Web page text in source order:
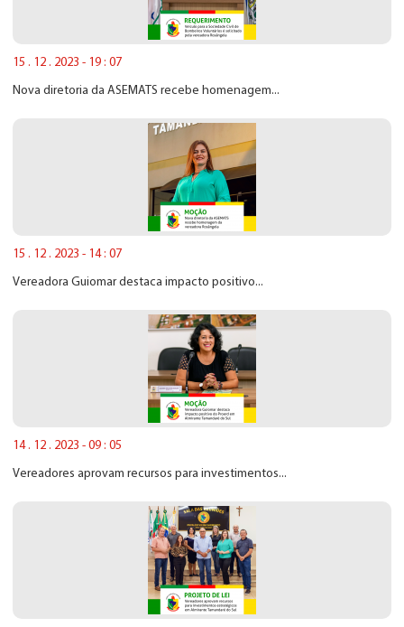
15 . 12 . 2023 - 19 : 07
Nova diretoria da ASEMATS recebe homenagem...
15 . 12 . 2023 - 14 : 07
Vereadora Guiomar destaca impacto positivo...
14 . 12 . 2023 - 09 : 05
Vereadores aprovam recursos para investimentos...